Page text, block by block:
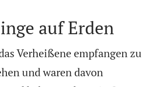
auf Erden
Verheißene empfangen zu
und waren davon